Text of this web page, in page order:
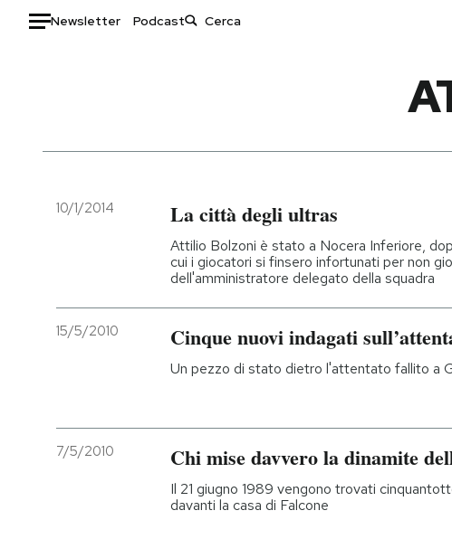
Newsletter Podcast
Italia
Politica
Cultura
Economia
Moda
Storie/Idee
Ok Boomer!
Media
Europa
Altrecose
Mondiali calcio 2026
10/1/2014 La città degli ultras
Attilio Bolzoni è stato a Nocera Inferiore,
cui i giocatori si finsero infortunati per non
dell'amministratore delegato della squadra
15/5/2010 Cinque nuovi indagati
Un pezzo di stato dietro l'attentato fallito a
7/5/2010 Chi mise davvero la dinamite
Il 21 giugno 1989 vengono trovati
davanti la casa di Falcone